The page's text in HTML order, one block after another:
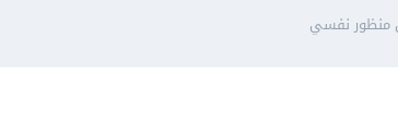
منظور نفسي